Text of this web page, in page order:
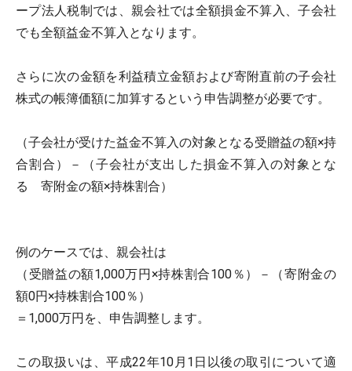
ープ法人税制では、親会社では全額損金不算入、子会社
でも全額益金不算入となります。
さらに次の金額を利益積立金額および寄附直前の子会社
株式の帳簿価額に加算するという申告調整が必要です。
（子会社が受けた益金不算入の対象となる受贈益の額×持
合割合）－（子会社が支出した損金不算入の対象とな
る 寄附金の額×持株割合）
例のケースでは、親会社は
（受贈益の額1,000万円×持株割合100％）－（寄附金の
額0円×持株割合100％）
＝1,000万円を、申告調整します。
この取扱いは、平成22年10月1日以後の取引について適